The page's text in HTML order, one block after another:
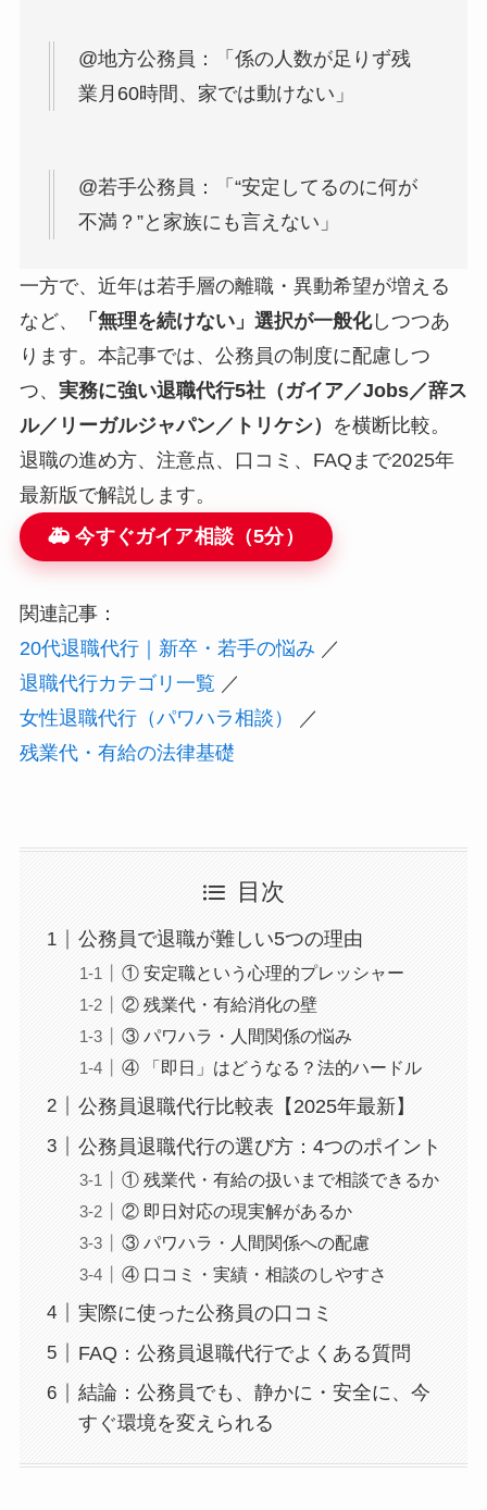
@地方公務員：「係の人数が足りず残
業月60時間、家では動けない」
@若手公務員：「“安定してるのに何が
不満？”と家族にも言えない」
一方で、近年は若手層の離職・異動希望が増える
など、
「無理を続けない」選択が一般化しつつあ
ります。本記事では、公務員の制度に配慮しつ
つ、 実務に強い退職代行5社（ガイア／Jobs／辞ス
ル／リーガルジャパン／トリケシ）
を横断比較。
退職の進め方、注意点、口コミ、FAQまで2025年
最新版で解説します。
🚑 今すぐガイア相談（5分）
関連記事：
20代退職代行｜新卒・若手の悩み ／
退職代行カテゴリ一覧 ／
女性退職代行（パワハラ相談）
／
残業代・有給の法律基礎
目次
公務員で退職が難しい5つの理由
① 安定職という心理的プレッシャー
② 残業代・有給消化の壁
③ パワハラ・人間関係の悩み
④ 「即日」はどうなる？法的ハードル
公務員退職代行比較表【2025年最新】
公務員退職代行の選び方：4つのポイント
① 残業代・有給の扱いまで相談できるか
② 即日対応の現実解があるか
③ パワハラ・人間関係への配慮
④ 口コミ・実績・相談のしやすさ
実際に使った公務員の口コミ
FAQ：公務員退職代行でよくある質問
結論：公務員でも、静かに・安全に、今
すぐ環境を変えられる